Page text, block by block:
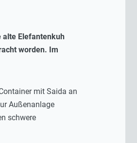
alte Elefantenkuh
worden. Im
mit Saida an
Außenanlage
schwere